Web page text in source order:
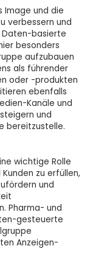
Image und die
verbessern und
Daten-basierte
besonders
aufzubauen
als führender
oder -produkten
ebenfalls
Kanäle und
und
bereitzustelle.
wichtige Rolle
zu erfüllen,
und
Pharma- und
gesteuerte
Anzeigen-